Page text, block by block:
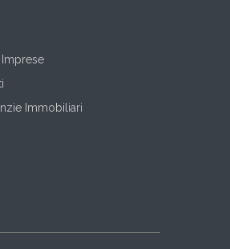
Immobiliari